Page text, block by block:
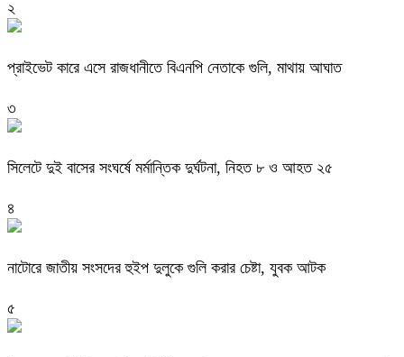
২
প্রাইভেট কারে এসে রাজধানীতে বিএনপি নেতাকে গুলি, মাথায় আঘাত
৩
সিলেটে দুই বাসের সংঘর্ষে মর্মান্তিক দুর্ঘটনা, নিহত ৮ ও আহত ২৫
৪
নাটোরে জাতীয় সংসদের হুইপ দুলুকে গুলি করার চেষ্টা, যুবক আটক
৫